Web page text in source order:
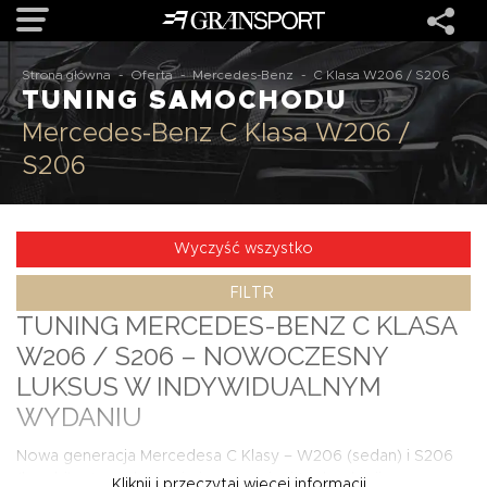
OFERTA
MARKI
O NAS
USŁUGI
Strona główna - Oferta - Mercedes-Benz - C Klasa W206 / S206
TUNING SAMOCHODU
Mercedes-Benz C Klasa W206 /
S206
Wyczyść wszystko
FILTR
TUNING MERCEDES-BENZ C KLASA
W206 / S206 – NOWOCZESNY
LUKSUS W INDYWIDUALNYM
WYDANIU
Nowa generacja Mercedesa C Klasy – W206 (sedan) i S206
(kombi) – to połączenie innowacyjnej technologii,